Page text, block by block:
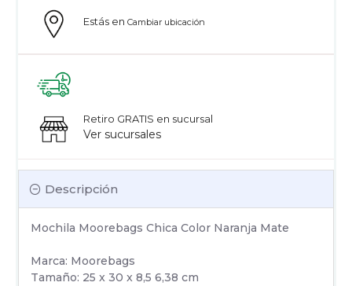
Descripción
Mochila Moorebags Chica Color Naranja Mate
Marca: Moorebags
Tamaño: 25 x 30 x 8,5 6,38 cm
Estás en Cambiar ubicación
Retiro GRATIS en sucursal
Ver sucursales